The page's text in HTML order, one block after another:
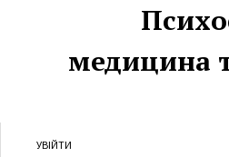
Перейти до головного
Перейти в головне навігаційне
Перейти на нижній колонтитул
медицина
УВІЙТИ